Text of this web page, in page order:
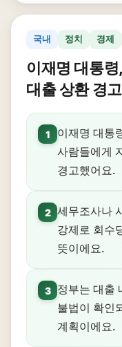
국내 정치 경제
이재명 대통
대출 상환 경고
1
이재명 대통
사람들에게
경고했어요.
2 세무조사나
강제로 회수
뜻이에요.
3
정부는 대출
불법이 확인
계획이에요.